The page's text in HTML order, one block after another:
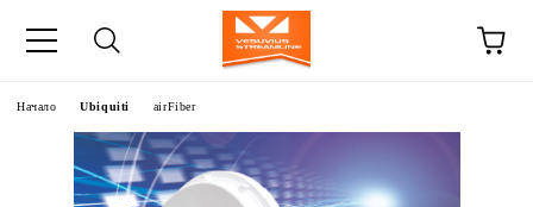
Начало Ubiquiti airFiber